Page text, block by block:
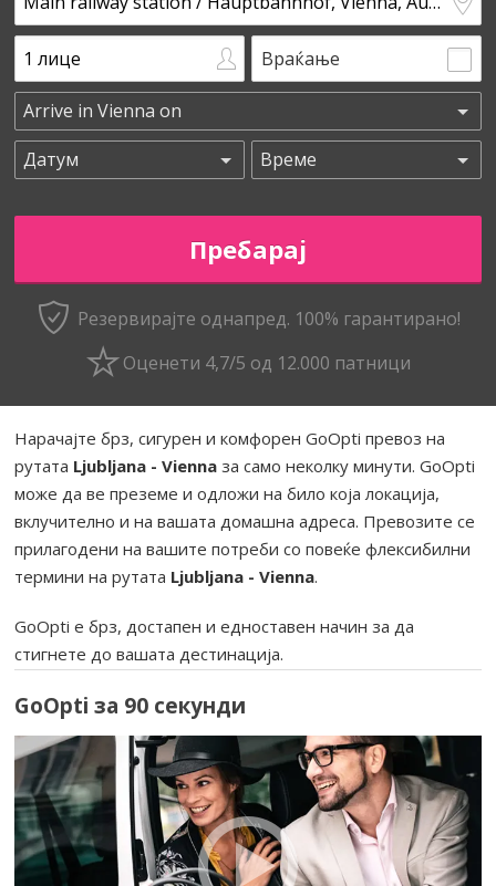
Враќање
Резервирајте однапред. 100% гарантирано!
Оценети 4,7/5 од 12.000 патници
Нарачајте брз, сигурен и комфорен GoOpti превоз на
рутата Ljubljana - Vienna за само неколку минути. GoOpti
може да ве преземе и одложи на било која локација,
вклучително и на вашата домашна адреса. Превозите се
прилагодени на вашите потреби со повеќе флексибилни
термини на рутата Ljubljana - Vienna.
GoOpti е брз, достапен и едноставен начин за да
стигнете до вашата дестинација.
GoOpti за 90 секунди